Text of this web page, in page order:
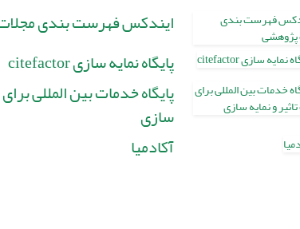
ایندکس فهرست بندی
پایگاه نمایه سازی citefactor
پایگاه خدمات بین المللی
سازی
آکادمیا